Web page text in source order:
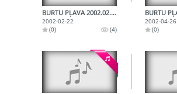
BURTU PĻAVA 2002.02.22.
2002-02-22
(0)
(4)
2002-04-26
(0)